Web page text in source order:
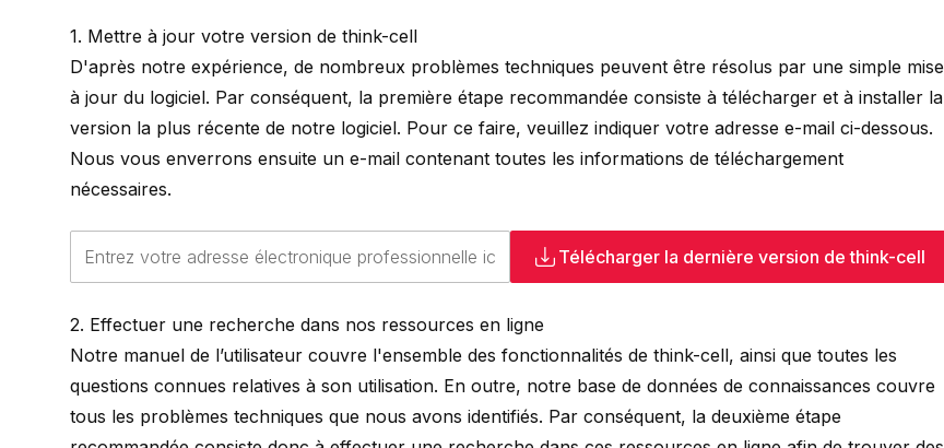
1. Mettre à jour votre version de think-cell
D'après notre expérience, de nombreux problèmes techniques peuvent être résolus par une simple mise
à jour du logiciel. Par conséquent, la première étape recommandée consiste à télécharger et à installer la
version la plus récente de notre logiciel. Pour ce faire, veuillez indiquer votre adresse e-mail ci-dessous.
Nous vous enverrons ensuite un e-mail contenant toutes les informations de téléchargement
nécessaires.
Télécharger la dernière version dethink-cell
2. Effectuer une recherche dans nos ressources en ligne
Notre manuel de l’utilisateur couvre l'ensemble des fonctionnalités de think-cell, ainsi que toutes les
questions connues relatives à son utilisation. En outre, notre base de données de connaissances couvre
tous les problèmes techniques que nous avons identifiés. Par conséquent, la deuxième étape